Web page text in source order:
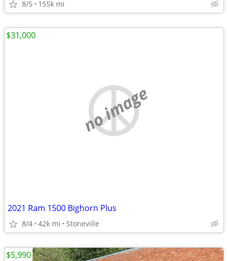
8/5 155k mi
no image
2021 Ram 1500 Bighorn Plus
8/4 42k mi Stoneville
$31,000
$5,990